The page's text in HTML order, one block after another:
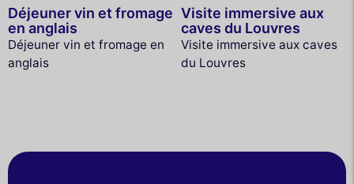
Déjeuner vin et fromage
en anglais
Déjeuner vin et fromage en
anglais
Visite immersive aux
caves du Louvres
Visite immersive aux caves
du Louvres